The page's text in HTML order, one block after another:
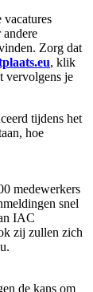
Zorg dat
, klik
vervolgens je
tijdens het
hoe
medewerkers
snel
IAC
zij zullen zich
de kans om